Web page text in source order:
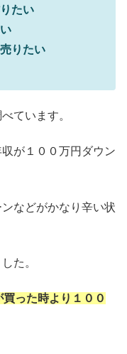
たい
りたい
ています。
が１００万円ダウン
などがかなり辛い状
た。
買った時より１００